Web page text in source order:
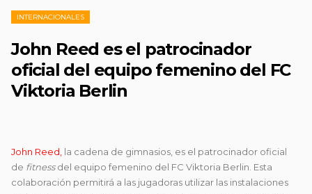
INTERNACIONALES
John Reed es el patrocinador
oficial del equipo femenino del FC
Viktoria Berlin
John Reed, la cadena de gimnasios, es el patrocinador oficial
de fitnessdel equipo femenino del FC Viktoria Berlin. Esta
colaboración permitirá a las jugadoras utilizar las instalaciones